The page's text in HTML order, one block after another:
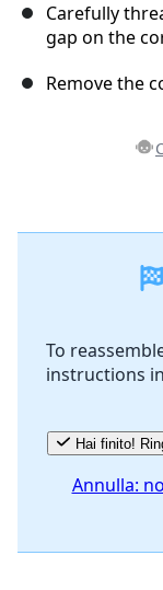
Carefully
gap on the
Remove the
Aggiungi
To
instructions
Hai finito!
Annulla: